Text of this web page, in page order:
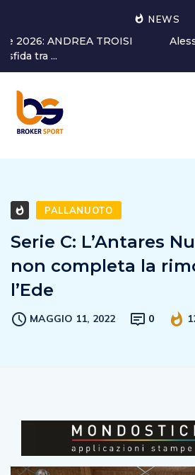
NEWS
Alessandro Bagni torna a
PALLANUOTO
Serie C: L’Antares
non completa la
l’Ede
MAGGIO 11, 2022 0